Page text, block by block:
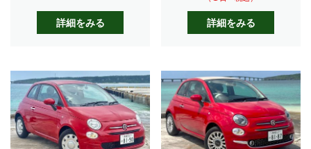
詳細をみる 詳細をみる